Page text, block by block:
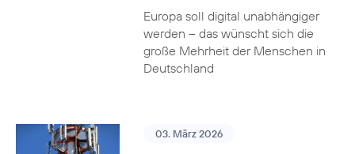
Europa soll digital unabhängiger
werden – das wünscht sich die
große Mehrheit der Menschen in
Deutschland
03. März 2026